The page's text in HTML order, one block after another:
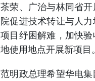
茶荣、广治与林同省
院促进技术转让与人
项目纾困解难，加快
地使用地点开展新项目。
范明政总理希望华电